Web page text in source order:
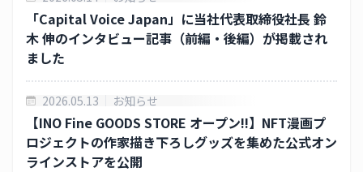
ディスクロージャーポリシー
コーポレートガバナンス
株価情報
電子公告
「Capital Voice Japan」に当社代表取締役社長 鈴
木 伸のインタビュー記事（前編・後編）が掲載され
ました
2026.05.13 お知らせ
【INO Fine GOODS STORE オープン!!】NFT漫画プ
ロジェクトの作家描き下ろしグッズを集めた公式オン
ラインストアを公開